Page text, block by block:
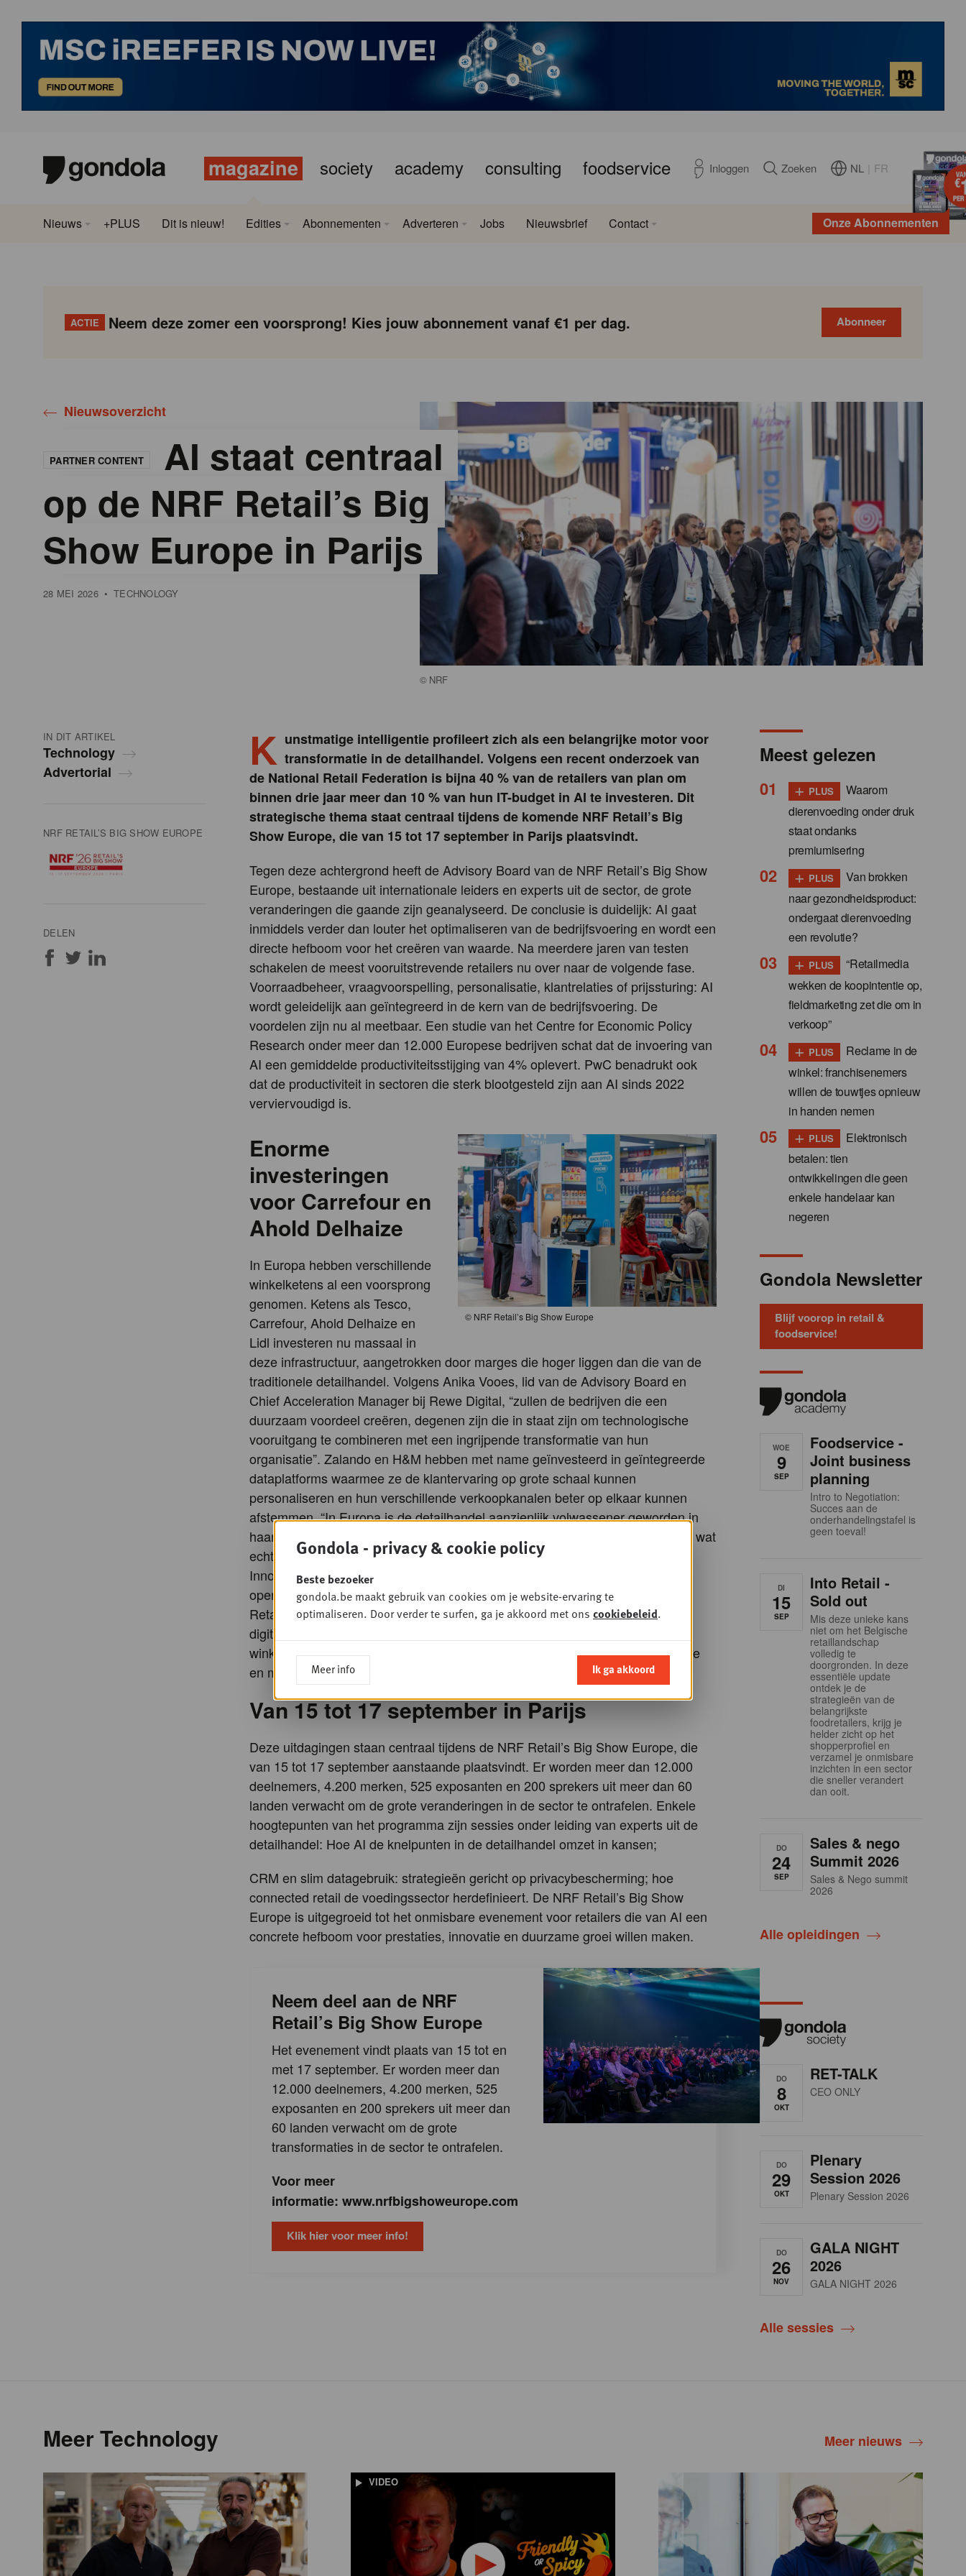
magazine society academy consulting foodservice Inloggen Zoeken NL FR
Onze Abonnementen
Nieuws +PLUS Dit is nieuw! Edities Abonnementen Adverteren Jobs Nieuwsbrief Contact
ACTIE Neem deze zomer een voorsprong! Kies jouw abonnement vanaf €1 per dag. Abonneer
Nieuwsoverzicht
PARTNER CONTENT
AI staat centraal
op de NRF Retail’s Big
Show Europe in Parijs
28 MEI 2026 • TECHNOLOGY
© NRF
IN DIT ARTIKEL
Technology
Advertorial
NRF RETAIL’S BIG SHOW EUROPE
DELEN
K unstmatige intelligentie profileert zich als een belangrijke motor voor
transformatie in de detailhandel. Volgens een recent onderzoek van
de National Retail Federation is bijna 40 % van de retailers van plan om
binnen drie jaar meer dan 10 % van hun IT-budget in AI te investeren. Dit
strategische thema staat centraal tijdens de komende NRF Retail’s Big
Show Europe, die van 15 tot 17 september in Parijs plaatsvindt.
Tegen deze achtergrond heeft de Advisory Board van de NRF Retail’s Big Show
Europe, bestaande uit internationale leiders en experts uit de sector, de grote
veranderingen die gaande zijn geanalyseerd. De conclusie is duidelijk: AI gaat
inmiddels verder dan louter het optimaliseren van de bedrijfsvoering en wordt een
directe hefboom voor het creëren van waarde. Na meerdere jaren van testen
schakelen de meest vooruitstrevende retailers nu over naar de volgende fase.
Voorraadbeheer, vraagvoorspelling, personalisatie, klantrelaties of prijssturing: AI
wordt geleidelijk aan geïntegreerd in de kern van de bedrijfsvoering. De
voordelen zijn nu al meetbaar. Een studie van het Centre for Economic Policy
Research onder meer dan 12.000 Europese bedrijven schat dat de invoering van
AI een gemiddelde productiviteitsstijging van 4% oplevert. PwC benadrukt ook
dat de productiviteit in sectoren die sterk blootgesteld zijn aan AI sinds 2022
verviervoudigd is.
© NRF Retail’s Big Show Europe
Enorme
investeringen
voor Carrefour en
Ahold Delhaize
In Europa hebben verschillende
winkelketens al een voorsprong
genomen. Ketens als Tesco,
Carrefour, Ahold Delhaize en
Lidl investeren nu massaal in
deze infrastructuur, aangetrokken door marges die hoger liggen dan die van de
traditionele detailhandel. Volgens Anika Vooes, lid van de Advisory Board en
Chief Acceleration Manager bij Rewe Digital, “zullen de bedrijven die een
duurzaam voordeel creëren, degenen zijn die in staat zijn om technologische
vooruitgang te combineren met een ingrijpende transformatie van hun
organisatie”. Zalando en H&M hebben met name geïnvesteerd in geïntegreerde
dataplatforms waarmee ze de klantervaring op grote schaal kunnen
personaliseren en hun verschillende verkoopkanalen beter op elkaar kunnen
afstemmen. “In Europa is de detailhandel aanzienlijk volwassener geworden in
haar omgang met AI. De experimentele fase ligt nu achter ons: het is tijd voor wat
echt werkt”, legt Aliyah Khaki, lid van de Advisory Board en Technology
Innovation Manager bij Marks & Spencer, uit. AI transformeert niet alleen de
operationele efficiëntie: het opent ook nieuwe inkomstenperspectieven.
Retailmedia is daar een van de meest sprekende voorbeelden van. Dankzij
digitale schermen, elektronische etiketten of zelfs connected apparaten in de
winkel worden verkooppunten echte mediakanalen die in staat zijn om gerichte
en meetbare boodschappen uit te zenden op het moment van aankoop.
Van 15 tot 17 september in Parijs
Deze uitdagingen staan centraal tijdens de NRF Retail’s Big Show Europe, die
van 15 tot 17 september aanstaande plaatsvindt. Er worden meer dan 12.000
deelnemers, 4.200 merken, 525 exposanten en 200 sprekers uit meer dan 60
landen verwacht om de grote veranderingen in de sector te ontrafelen. Enkele
hoogtepunten van het programma zijn sessies onder leiding van experts uit de
detailhandel: Hoe AI de knelpunten in de detailhandel omzet in kansen;
CRM en slim datagebruik: strategieën gericht op privacybescherming; hoe
connected retail de voedingssector herdefinieert. De NRF Retail’s Big Show
Europe is uitgegroeid tot het onmisbare evenement voor retailers die van AI een
concrete hefboom voor prestaties, innovatie en duurzame groei willen maken.
Neem deel aan de NRF
Retail’s Big Show Europe
Het evenement vindt plaats van 15 tot en
met 17 september. Er worden meer dan
12.000 deelnemers, 4.200 merken, 525
exposanten en 200 sprekers uit meer dan
60 landen verwacht om de grote
transformaties in de sector te ontrafelen.
Voor meer
informatie: www.nrfbigshoweurope.com
Klik hier voor meer info!
Meest gelezen
+ PLUS
Waarom
dierenvoeding onder druk
staat ondanks
premiumisering
+ PLUS
Van brokken
naar gezondheidsproduct:
ondergaat dierenvoeding
een revolutie?
+ PLUS
“Retailmedia
wekken de koopintentie op,
fieldmarketing zet die om in
verkoop”
+ PLUS
Reclame in de
winkel: franchisenemers
willen de touwtjes opnieuw
in handen nemen
+ PLUS
Elektronisch
betalen: tien
ontwikkelingen die geen
enkele handelaar kan
negeren
Gondola Newsletter
Blijf voorop in retail &
foodservice!
WOE
9
SEP
Foodservice -
Joint business
planning
Intro to Negotiation:
Succes aan de
onderhandelingstafel is
geen toeval!
DI
15
SEP
Into Retail -
Sold out
Mis deze unieke kans
niet om het Belgische
retaillandschap
volledig te
doorgronden. In deze
essentiële update
ontdek je de
strategieën van de
belangrijkste
foodretailers, krijg je
helder zicht op het
shopperprofiel en
verzamel je onmisbare
inzichten in een sector
die sneller verandert
dan ooit.
DO
24
SEP
Sales & nego
Summit 2026
Sales & Nego summit
2026
Alle opleidingen
DO
8
OKT
RET-TALK
CEO ONLY
DO
29
OKT
Plenary
Session 2026
Plenary Session 2026
DO
26
NOV
GALA NIGHT
2026
GALA NIGHT 2026
Alle sessies
Meer Technology Meer nieuws
VIDEO
Gondola - privacy & cookie policy
Beste bezoeker
gondola.be maakt gebruik van cookies om je website-ervaring te
optimaliseren. Door verder te surfen, ga je akkoord met ons cookiebeleid.
Meer info Ik ga akkoord